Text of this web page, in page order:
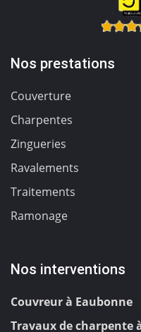
Nos prestations
Couverture
Charpentes
Zingueries
Ravalements
Traitements
Ramonage
Nos interventions
Couvreur à Eaubonne
Travaux de charpente